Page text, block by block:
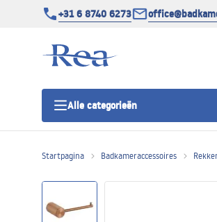
+31 6 8740 6273
Alle categorieën
Douchedeur
Startpagina Badkameraccessoires